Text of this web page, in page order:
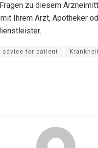
zu diesem
Ihrem Arzt, Apotheker
advice for patient